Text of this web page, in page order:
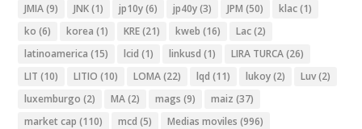
JMIA(9) JNK(1) jp10y(6) jp40y(3) JPM (50) klac(1)
ko (6) korea (1) KRE(21) kweb (16) Lac(2)
latinoamerica (15) lcid (1) linkusd (1) LIRA TURCA(26)
LIT (10) LITIO (10) LOMA(22) lqd (11) lukoy(2) Luv(2)
luxemburgo (2) MA(2) mags (9) maiz (37)
market cap (110) mcd (5) Medias moviles (996)